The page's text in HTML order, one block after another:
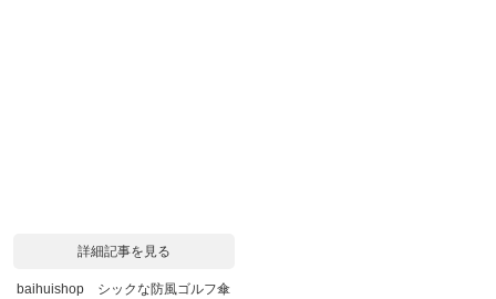
詳細記事を見る
baihuishop シックな防風ゴルフ傘